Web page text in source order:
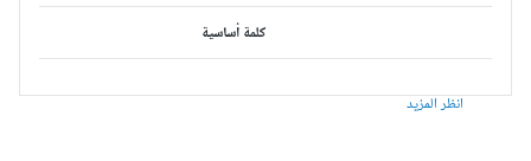
كلمة أساسية
انظر المزيد